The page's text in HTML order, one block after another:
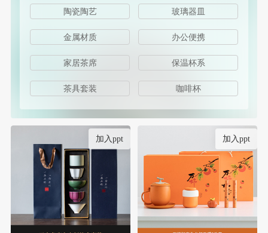
陶瓷陶艺 玻璃器皿
金属材质 办公便携
家居茶席 保温杯系
茶具套装 咖啡杯
加入ppt 加入ppt